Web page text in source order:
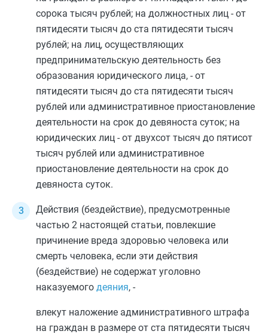
сорока тысяч рублей; на должностных лиц - от
пятидесяти тысяч до ста пятидесяти тысяч
рублей; на лиц, осуществляющих
предпринимательскую деятельность без
образования юридического лица, - от
пятидесяти тысяч до ста пятидесяти тысяч
рублей или административное приостановление
деятельности на срок до девяноста суток; на
юридических лиц - от двухсот тысяч до пятисот
тысяч рублей или административное
приостановление деятельности на срок до
девяноста суток.
Действия (бездействие), предусмотренные
частью 2 настоящей статьи, повлекшие
причинение вреда здоровью человека или
смерть человека, если эти действия
(бездействие) не содержат уголовно
наказуемого деяния, -
влекут наложение административного штрафа
на граждан в размере от ста пятидесяти тысяч